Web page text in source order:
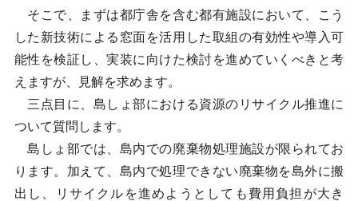
そこで、まずは都庁舎を含む都有施設において、こう
した新技術による窓面を活用した取組の有効性や導入可
能性を検証し、実装に向けた検討を進めていくべきと考
えますが、見解を求めます。
三点目に、島しょ部における資源のリサイクル推進に
ついて質問します。
島しょ部では、島内での廃棄物処理施設が限られてお
ります。加えて、島内で処理できない廃棄物を島外に搬
出し、リサイクルを進めようとしても費用負担が大き